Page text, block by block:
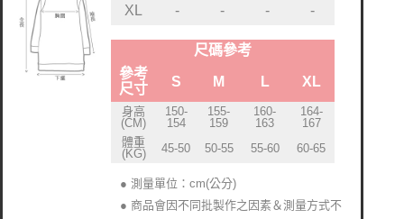
XL
- - - -
尺碼參考
參考
尺寸
S M L XL
身高
(CM)
150-
154
155-
159
160-
163
164-
167
體重
(KG)
45-50 50-55 55-60 60-65
● 測量單位：cm(公分)
● 商品會因不同批製作之因素＆測量方式不